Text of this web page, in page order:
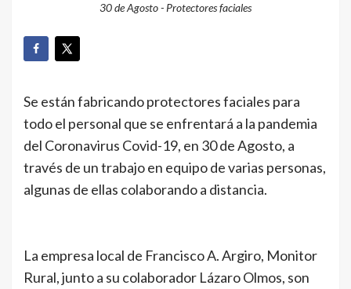
30 de Agosto - Protectores faciales
Se están fabricando protectores faciales para
todo el personal que se enfrentará a la pandemia
del Coronavirus Covid-19, en 30 de Agosto, a
través de un trabajo en equipo de varias personas,
algunas de ellas colaborando a distancia.
La empresa local de Francisco A. Argiro, Monitor
Rural, junto a su colaborador Lázaro Olmos, son